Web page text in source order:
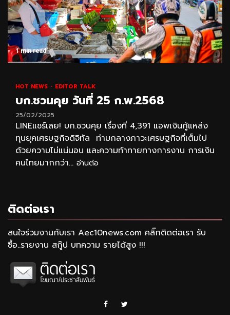
1 min read
HOT NEWS EDITOR TALK
บก.ชวนคุย วันที่ 25 ก.พ.2568
25/02/2025
LINEแชร์เลย! บก.ชวนคุย เรื่องที่ 4,391 แอพเงินกู้แหล่ง
ทุนยุคเศรษฐกิจดิจิทัล ท่ามกลางภาวะเศรษฐกิจที่เต็มไป
ด้วยความไม่แน่นอน และความท้าทายทางการงาน การเงิน
คนไทยมากกว่า... อ่านต่อ
ติดต่อเรา
สนใจร่วมงานกับเรา Aec10news.com คลิ๊กติดต่อเรา รับ
ซื้อ..รายงาน สกู๊ป บทความ รายได้สูง !!!
Facebook
Twitter